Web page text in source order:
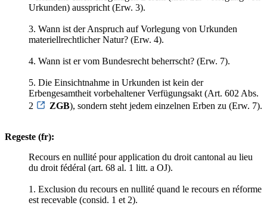
Urkunden) ausspricht (Erw. 3).
3. Wann ist der Anspruch auf Vorlegung von Urkunden
materiellrechtlicher Natur? (Erw. 4).
4. Wann ist er vom Bundesrecht beherrscht? (Erw. 7).
5. Die Einsichtnahme in Urkunden ist kein der
Erbengesamtheit vorbehaltener Verfügungsakt (Art. 602 Abs.
2
ZGB), sondern steht jedem einzelnen Erben zu (Erw. 7).
Regeste (fr):
Recours en nullité pour application du droit cantonal au lieu
du droit fédéral (art. 68 al. 1 litt. a OJ).
1. Exclusion du recours en nullité quand le recours en réforme
est recevable (consid. 1 et 2).